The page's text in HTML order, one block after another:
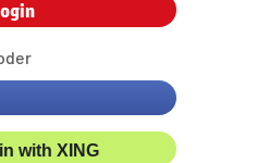
with XING